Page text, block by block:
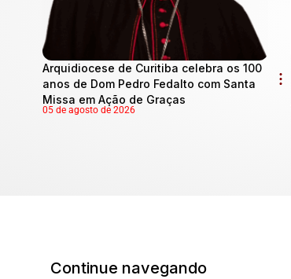
Arquidiocese de Curitiba celebra os 100
anos de Dom Pedro Fedalto com Santa
Missa em Ação de Graças
05 de agosto de 2026
Continue navegando